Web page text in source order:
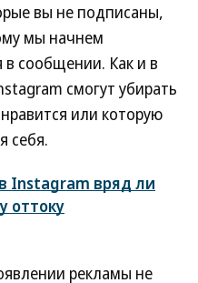
вы не подписаны,
мы начнем
сообщении. Как и в
смогут убирать
или которую
себя.
Instagram вряд ли
оттоку
рекламы не